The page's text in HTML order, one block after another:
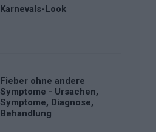
Karnevals-Look
Fieber ohne andere
Symptome - Ursachen,
Symptome, Diagnose,
Behandlung